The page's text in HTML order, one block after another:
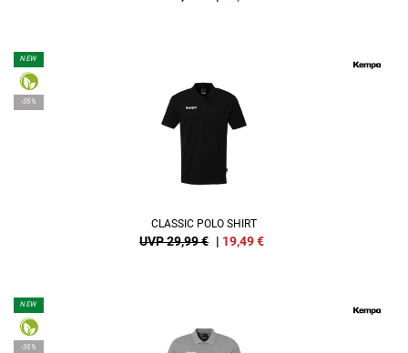
NEW
-35%
CLASSIC POLO SHIRT
UVP 29,99 € | 19,49€
NEW
-35%